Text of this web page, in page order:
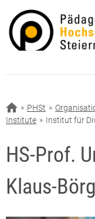
PHSt
Institute
Institut für
HS-Prof.
Klaus-